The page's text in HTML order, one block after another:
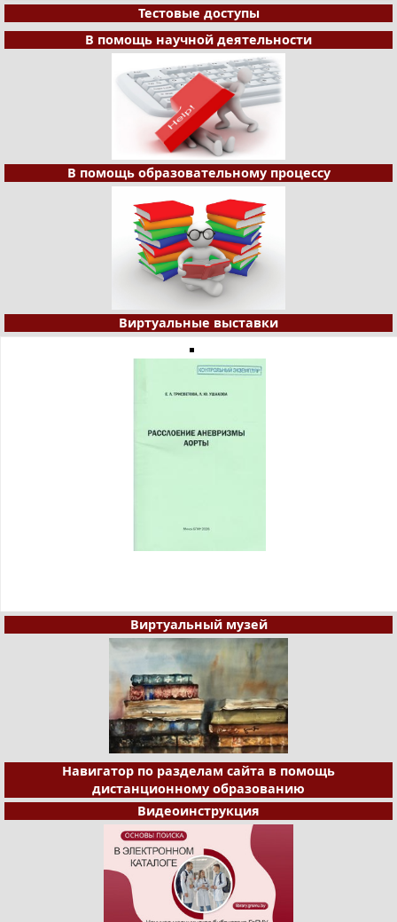
Тестовые доступы
В помощь научной деятельности
В помощь образовательному процессу
Виртуальные выставки
Виртуальный музей
Навигатор по разделам сайта в помощь
дистанционному образованию
Видеоинструкция